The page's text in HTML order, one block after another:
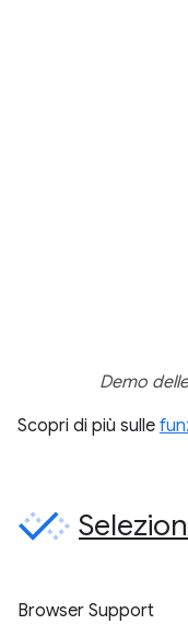
Demo
Scopri di più sulle
Browser Support